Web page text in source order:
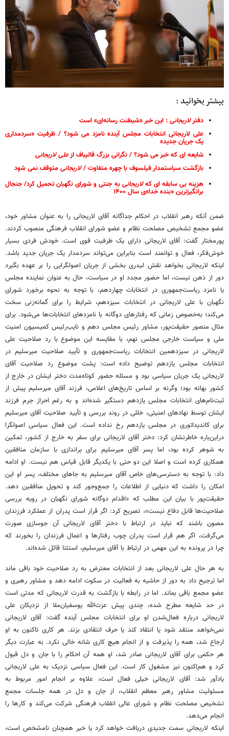
بیشتر بخوانید :
دفترلاریجانی : این خبر «شیطنت رسانه‌ای» است
علی لاریجانی انتخابات مجلس آینده نامزد می شود؟ / ظرفیت «سردمداری
یک جریان جدید»
شایعه ای که خبر می شود؟ / نگرانی بزرگ قالیباف ازعلی لاریجانی
بازگشت سیاستمدار فیلسوف با چهره متفاوت /لاریجانی متوقف نمی شود
هزینه بی سابقه ای کهلاریجانی به جنتی و شورای نگهبان تحمیل کرد/ جنجال
برانگیزترین «بنده خدا»ی سال ۱۴۰۰
ضمن آنکه رهبر انقلاب در احکام جداگانه آقای لاریجانی را به عنوان مشاور خود،
عضو مجمع تشخیص مصلحت نظام و عضو شورای انقلاب فرهنگی منصوب کردند.
پورمختار گفت: آقای لاریجانی دارای یک ظرفیت قوی است. خودش فردی بسیار
خوش‌فکر، فعال و توانمند است بنابراین می‌تواند سردمدار یک جریان جدید باشد.‌
اینکه لاریجانی بخواهد نقش لیدری بخشی از جریان اصولگرایی را بر عهده بگیرد
دور از ذهن نیست، اما حضور مجدد او در سیاست، حال به عنوان نماینده مجلس
یا نامزد ریاست‌جمهوری در انتخابات چهاردهم، با توجه به نحوه برخورد شورای
نگهبان با علی لاریجانی در انتخابات سیزدهم، شرایط را برای گمانه‌زنی سخت
می‌کند؛ به‌خصوص زمانی که رفتارهای دوگانه با نامزدهای انتخابات‌ها می‌شود. برای
مثال منصور حقیقت‌پور، مشاور رئیس مجلس دهم و نایب‌رئیس کمیسیون امنیت
ملی و سیاست خارجی مجلس نهم، با مقایسه این موضوع با رد صلاحیت علی
لاریجانی در سیزدهمین انتخابات ریاست‌جمهوری و تأیید صلاحیت میرسلیم در
انتخابات مجلس یازدهم توضیح داده است: پشت موضوع رد صلاحیت آقای
لاریجانی یک جریان سیاسی بود و مسئله حضور کوتاه‌مدت دختر ایشان در خارج از
کشور بهانه بود؛ وگرنه بر اساس تاریخ‌های اعلامی، فرزند آقای میرسلیم پیش از
ثبت‌نام‌های انتخابات مجلس یازدهم دستگیر شده‌اند و به رغم احراز جرم فرزند
ایشان توسط نهادهای امنیتی، خللی در روند بررسی و تأیید صلاحیت آقای میرسلیم
برای کاندیداتوری در مجلس یازدهم رخ نداده است. این فعال سیاسی اصولگرا
دراین‌باره خاطرنشان کرد: دختر آقای لاریجانی برای سفر به خارج از کشور، تمکین
به شوهر کرده بود، اما پسر آقای میرسلیم برای براندازی با سازمان منافقین
همکاری کرده است و اصلا این دو حتی با یکدیگر قابل قیاس هم نیست. او ادامه
داد: با توجه به دسترسی‌های خاص آقای میرسلیم به جاهای مختلف، پسر او این
امکان را داشت که دنیایی از اطلاعات را جمع‌وجور کند و تحویل منافقین دهد.
حقیقت‌پور با بیان این مطلب که «اقدام دوگانه شورای نگهبان در رویه بررسی
صلاحیت‌ها قابل دفاع نیست»، تصریح کرد: اگر قرار است پدران از عملکرد فرزندان
مصون باشند که نباید در ارتباط با دختر آقای لاریجانی آن جوسازی صورت
می‌گرفت، اگر هم قرار است پدران چوب رفتارها و اعمال فرزندان را بخورند که
چرا در پرونده به این مهمی در ارتباط با آقای میرسلیم، استثنا قائل شده‌اند.
‌به هر حال علی لاریجانی بعد از انتخابات معترض به رد صلاحیت خود باقی ماند
اما ترجیح داد به دور از حاشیه به فعالیت در سکوت ادامه دهد و مشاور رهبری و
عضو مجمع باقی بماند. ‌اما در رابطه با بازگشت به قدرت لاریجانی که مدتی است
در حد شایعه مطرح شده، چندی پیش عزت‌الله یوسفیان‌ملا از نزدیکان علی
لاریجانی درباره فعال‌شدن او برای انتخابات مجلس آینده گفت: آقای لاریجانی
نمی‌خواهد منتقد شود یا انتقاد کند یا حرف انتقادی بزند. هر کاری تاکنون به او
ارجاع شد، همه را پذیرفت و از انجام هیچ کاری شانه خالی نکرد. به عبارت دیگر
هر حکمی برای آقای لاریجانی صادر شد، او همه آن احکام را با جان و دل قبول
کرد و هم‌اکنون نیز مشغول کار است. این فعال سیاسی نزدیک به علی لاریجانی
یادآور شد: آقای لاریجانی خیلی فعال است، علاوه بر انجام امور مربوط به
مسئولیت مشاور رهبر معظم انقلاب، از جان و دل در همه جلسات مجمع
تشخیص مصلحت نظام و شورای عالی انقلاب فرهنگی شرکت می‌کند و کارها را
انجام می‌دهد.
اینکه لاریجانی سمت جدیدی دریافت خواهد کرد یا خیر همچنان نامشخص است،